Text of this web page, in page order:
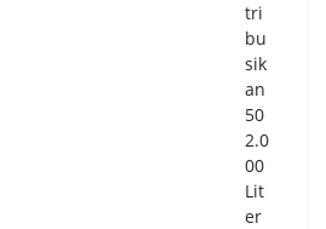
tri
bu
sik
an
50
2.0
00
Lit
er